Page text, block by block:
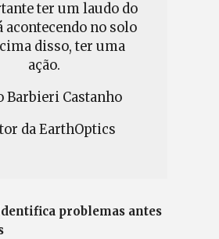
ter um laudo do
acontecendo no solo
disso, ter uma
ação.
Barbieri Castanho
da EarthOptics
problemas antes